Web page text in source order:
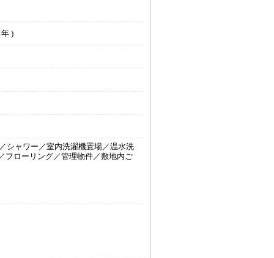
)
シャワー／室内洗濯機置場／温水洗
フローリング／管理物件／敷地内ご